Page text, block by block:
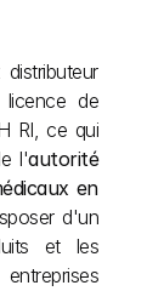
de
RI, ce qui
l'autorité
en
d'un
et les